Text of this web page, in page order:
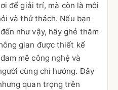
để giải trí, mà còn là môi
và thử thách. Nếu bạn
như vậy, hãy ghé thăm
gian được thiết kế
mê công nghệ và
cùng chí hướng. Đây
quan trọng trên